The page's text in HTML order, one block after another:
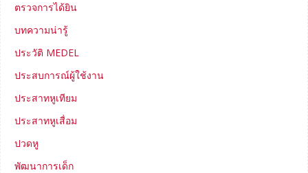
ตรวจการได้ยิน
บทความน่ารู้
ประวัติ MEDEL
ประสบการณ์ผู้ใช้งาน
ประสาทหูเทียม
ประสาทหูเสื่อม
ปวดหู
พัฒนาการเด็ก